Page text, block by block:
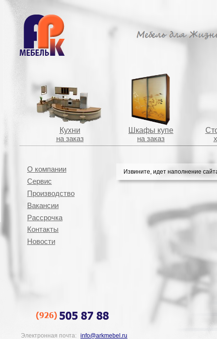
Кухни
на заказ
Шкафы купе
на заказ
О компании
Сервис
Производство
Вакансии
Рассрочка
Контакты
Новости
Извините, идет наполнение
Электронная почта: info@arkmebel.ru